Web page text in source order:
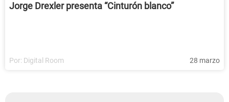
Jorge Drexler presenta “Cinturón blanco”
Por: Digital Room 28 marzo